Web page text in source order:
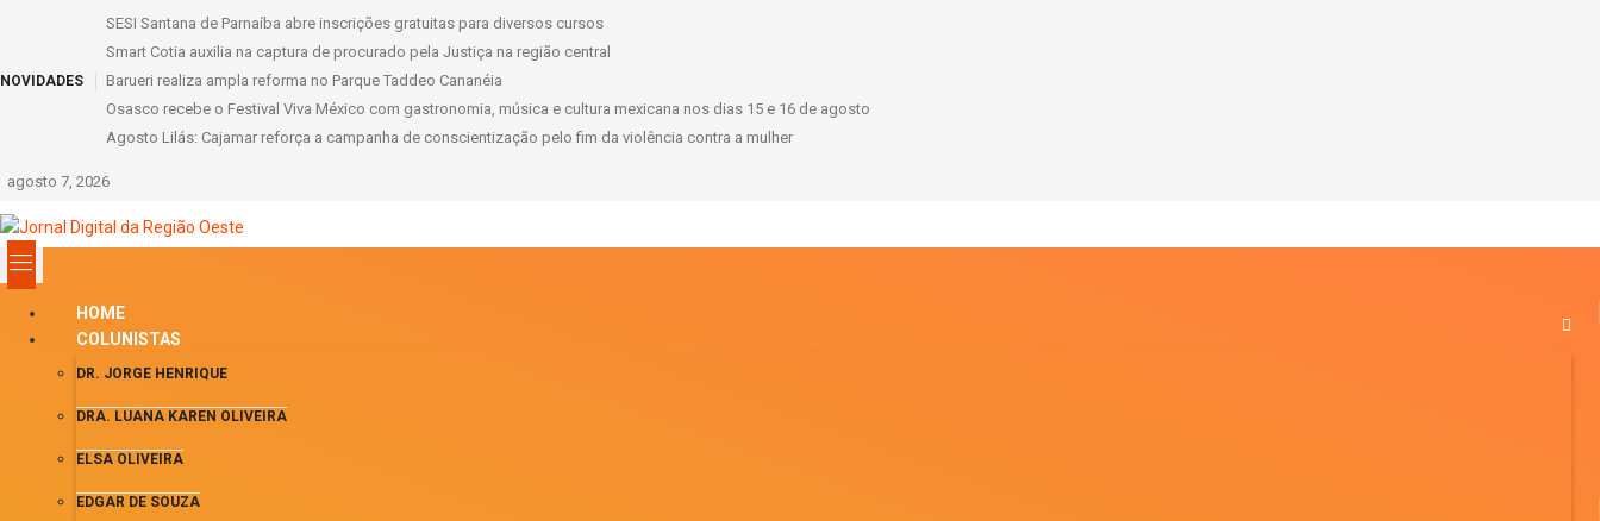
NOVIDADES
SESI Santana de Parnaíba abre inscrições gratuitas para diversos cursos
Smart Cotia auxilia na captura de procurado pela Justiça na região central
Barueri realiza ampla reforma no Parque Taddeo Cananéia
Osasco recebe o Festival Viva México com gastronomia, música e cultura mexicana nos dias 15 e 16 de agosto
Agosto Lilás: Cajamar reforça a campanha de conscientização pelo fim da violência contra a mulher
agosto 7, 2026
HOME
COLUNISTAS
DR. JORGE HENRIQUE
DRA. LUANA KAREN OLIVEIRA
ELSA OLIVEIRA
EDGAR DE SOUZA